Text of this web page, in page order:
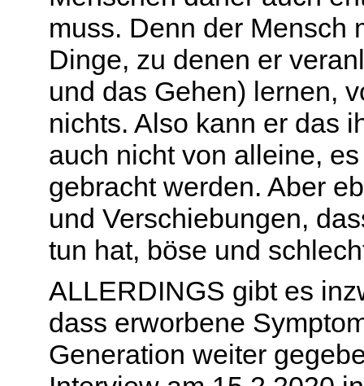
muss. Denn der Mensch
Dinge, zu denen er
und das Gehen) lernen,
nichts. Also kann er das
auch nicht von alleine,
gebracht werden. Aber
und Verschiebungen,
tun hat, böse und
ALLERDINGS gibt es
dass erworbene
Generation weiter